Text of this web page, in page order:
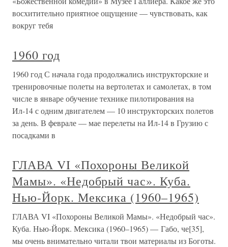
восхитительно приятное ощущение — чувствовать, как
вокруг тебя
1960 год
1960 год С начала года продолжались инструкторские и
тренировочные полеты на вертолетах и самолетах, в том
числе в январе обучение технике пилотирования на
Ил-14 с одним двигателем — 10 инструкторских полетов
за день. В феврале — мае перелеты на Ил-14 в Грузию с
посадками в
ГЛАВА VI «Похороны Великой
Мамы». «Недобрый час». Куба.
Нью-Йорк. Мексика (1960–1965)
ГЛАВА VI «Похороны Великой Мамы». «Недобрый час».
Куба. Нью-Йорк. Мексика (1960–1965) — Габо, че[35],
мы очень внимательно читали твои материалы из Боготы.